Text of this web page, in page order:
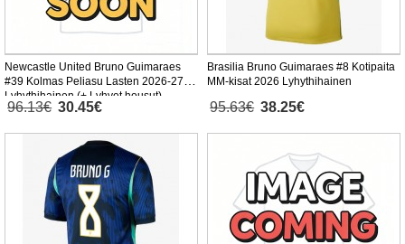
Newcastle United Bruno Guimaraes
#39 Kolmas Peliasu Lasten 2026-27
Lyhythihainen (+ Lyhyet housut)
96.13€ 30.45€
Brasilia Bruno Guimaraes #8 Kotipaita
MM-kisat 2026 Lyhythihainen
95.63€ 38.25€